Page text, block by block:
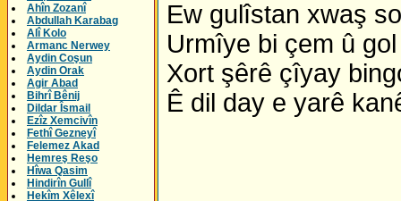
Ahîn Zozanî
Abdullah Karabag
Alî Kolo
Armanc Nerwey
Aydin Coşun
Aydin Orak
Agir Abad
Bihrî Bênij
Dildar Îsmail
Ezîz Xemcivîn
Fethî Gezneyî
Felemez Akad
Hemreş Reşo
Hîwa Qasim
Hindirîn Gullî
Hekîm Xêlexî
Ew gulîstan xwaş
Urmîye bi çem û
Xort şêrê çîyay
Ê dil day e yarê